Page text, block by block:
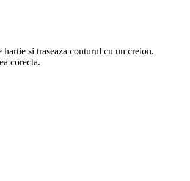
si traseaza conturul cu un creion.
corecta.